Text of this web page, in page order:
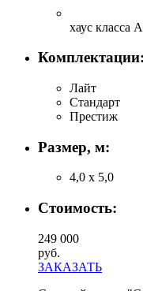
хаус класса
Комплектации:
Лайт
Стандарт
Престиж
Размер, м:
4,0 х 5,0
Стоимость:
249 000
руб.
ЗАКАЗАТЬ